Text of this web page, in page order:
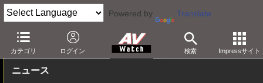
Powered by Translate
カテゴリ ログイン 検索 Impressサイト
AV Watch 製品 オーディオスピーカー
ニュース